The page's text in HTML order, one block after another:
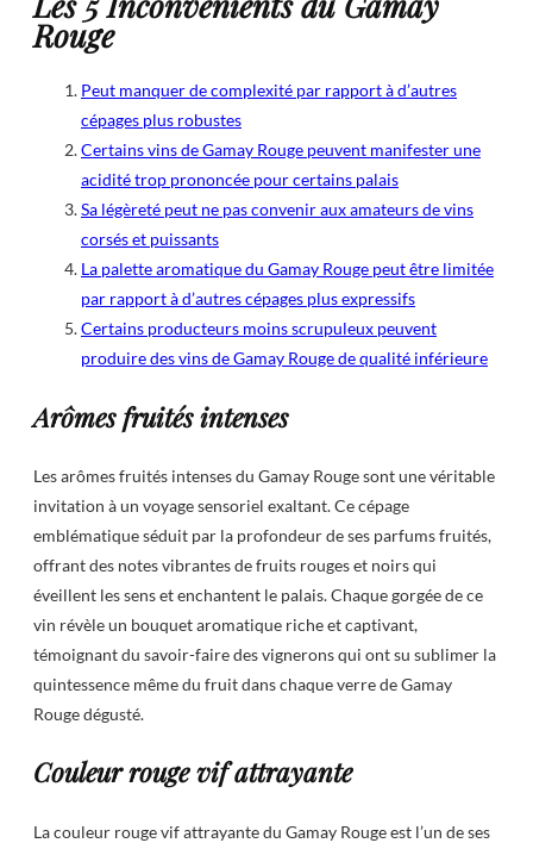
Rouge
Peut manquer de complexité par rapport à d’autres
cépages plus robustes
Certains vins de Gamay Rouge peuvent manifester une
acidité trop prononcée pour certains palais
Sa légèreté peut ne pas convenir aux amateurs de vins
corsés et puissants
La palette aromatique du Gamay Rouge peut être limitée
par rapport à d’autres cépages plus expressifs
Certains producteurs moins scrupuleux peuvent
produire des vins de Gamay Rouge de qualité inférieure
Arômes fruités intenses
Les arômes fruités intenses du Gamay Rouge sont une véritable
invitation à un voyage sensoriel exaltant. Ce cépage
emblématique séduit par la profondeur de ses parfums fruités,
offrant des notes vibrantes de fruits rouges et noirs qui
éveillent les sens et enchantent le palais. Chaque gorgée de ce
vin révèle un bouquet aromatique riche et captivant,
témoignant du savoir-faire des vignerons qui ont su sublimer la
quintessence même du fruit dans chaque verre de Gamay
Rouge dégusté.
Couleur rouge vif attrayante
La couleur rouge vif attrayante du Gamay Rouge est l’un de ses